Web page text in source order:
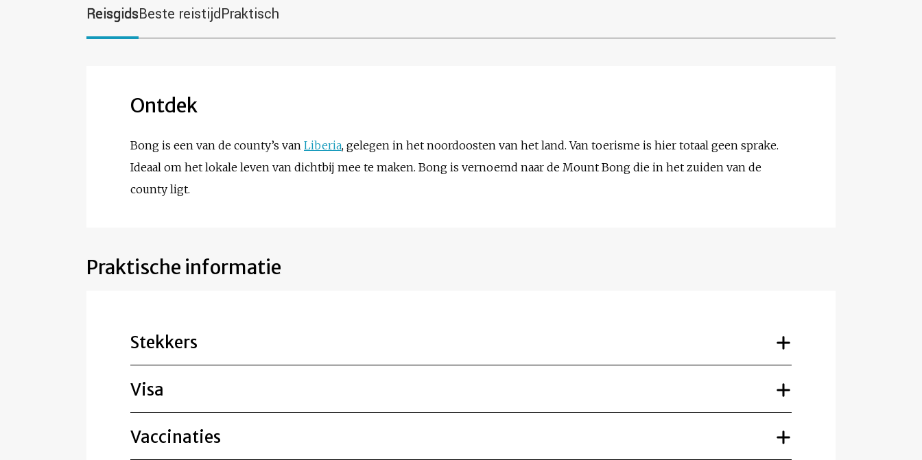
ReisgidsBeste reistijdPraktisch
Ontdek
Bong is een van de county’s van Liberia, gelegen in het noordoosten van het land. Van toerisme is hier totaal geen sprake.
Ideaal om het lokale leven van dichtbij mee te maken. Bong is vernoemd naar de Mount Bong die in het zuiden van de
county ligt.
Praktische informatie
Stekkers
Visa
Vaccinaties